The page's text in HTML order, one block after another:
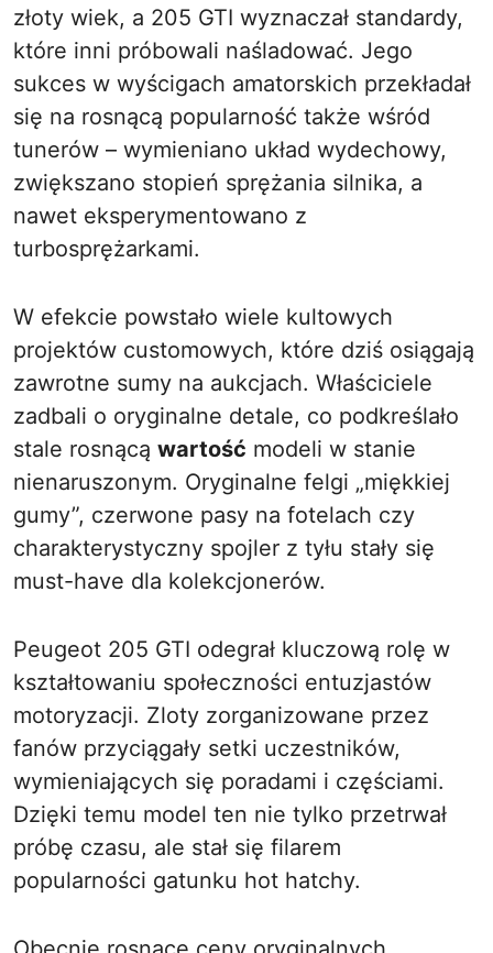
złoty wiek, a 205 GTI wyznaczał standardy,
które inni próbowali naśladować. Jego
sukces w wyścigach amatorskich przekładał
się na rosnącą popularność także wśród
tunerów – wymieniano układ wydechowy,
zwiększano stopień sprężania silnika, a
nawet eksperymentowano z
turbosprężarkami.
W efekcie powstało wiele kultowych
projektów customowych, które dziś osiągają
zawrotne sumy na aukcjach. Właściciele
zadbali o oryginalne detale, co podkreślało
stale rosnącą wartość modeli w stanie
nienaruszonym. Oryginalne felgi „miękkiej
gumy”, czerwone pasy na fotelach czy
charakterystyczny spojler z tyłu stały się
must-have dla kolekcjonerów.
Peugeot 205 GTI odegrał kluczową rolę w
kształtowaniu społeczności entuzjastów
motoryzacji. Zloty zorganizowane przez
fanów przyciągały setki uczestników,
wymieniających się poradami i częściami.
Dzięki temu model ten nie tylko przetrwał
próbę czasu, ale stał się filarem
popularności gatunku hot hatchy.